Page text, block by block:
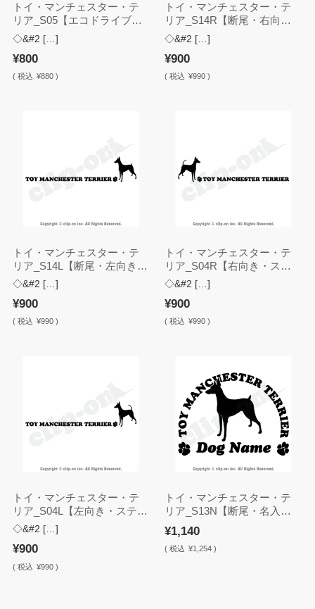
トイ・マンチェスター・テ
リア_S05【エコドライブ・
ステッカー】
◇&#2 […]
¥800
( 税込 ¥880 )
トイ・マンチェスター・テ
リア_S14R【断尾・右向
き・ステッカー】
◇&#2 […]
¥900
(税込 ¥990 )
トイ・マンチェスター・テ
リア_S14L【断尾・左向き・
ステッカー】
◇&#2 […]
¥900
( 税込 ¥990 )
トイ・マンチェスター・テ
リア_S04R【右向き・ステ
ッカー】
◇&#2 […]
¥900
(税込 ¥990 )
トイ・マンチェスター・テ
リア_S04L【左向き・ステッ
カー】
◇&#2 […]
¥900
( 税込 ¥990 )
トイ・マンチェスター・テ
リア_S13N【断尾・名入
れ・ステッカー】
¥1,140
(税込 ¥1,254 )